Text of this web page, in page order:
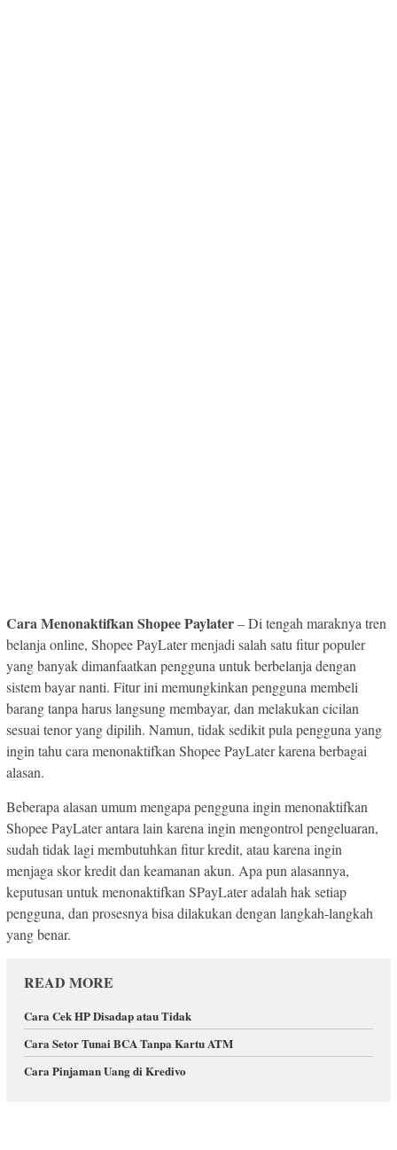
Cara Menonaktifkan Shopee Paylater– Di tengah maraknya tren
belanja online, Shopee PayLater menjadi salah satu fitur populer
yang banyak dimanfaatkan pengguna untuk berbelanja dengan
sistem bayar nanti. Fitur ini memungkinkan pengguna membeli
barang tanpa harus langsung membayar, dan melakukan cicilan
sesuai tenor yang dipilih. Namun, tidak sedikit pula pengguna yang
ingin tahu cara menonaktifkan Shopee PayLater karena berbagai
alasan.
Beberapa alasan umum mengapa pengguna ingin menonaktifkan
Shopee PayLater antara lain karena ingin mengontrol pengeluaran,
sudah tidak lagi membutuhkan fitur kredit, atau karena ingin
menjaga skor kredit dan keamanan akun. Apa pun alasannya,
keputusan untuk menonaktifkan SPayLater adalah hak setiap
pengguna, dan prosesnya bisa dilakukan dengan langkah-langkah
yang benar.
READ MORE
Cara Cek HP Disadap atau Tidak
Cara Setor Tunai BCA Tanpa Kartu ATM
Cara Pinjaman Uang di Kredivo